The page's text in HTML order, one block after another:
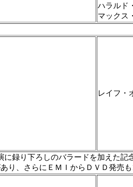
ハラルド
マックス
レイフ・
録り下ろしのバラードを加えた記
、さらにＥＭＩからＤＶＤ発売も